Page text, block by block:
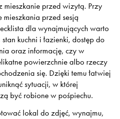
mieszkanie przed wizytą. Przy
mieszkania przed sesją
dla wynajmujących warto
kuchni i łazienki, dostęp do
oraz informację, czy w
powierzchnie albo rzeczy
się. Dzięki temu łatwiej
sytuacji, w której
być robione w pośpiechu.
lokal do zdjęć, wynajmu,